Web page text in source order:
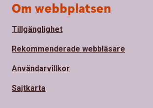
Om webbplatsen
Tillgänglighet
Rekommenderade webbläsare
Användarvillkor
Sajtkarta